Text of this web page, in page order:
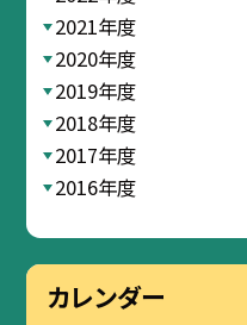
2021年度
2020年度
2019年度
2018年度
2017年度
2016年度
カレンダー